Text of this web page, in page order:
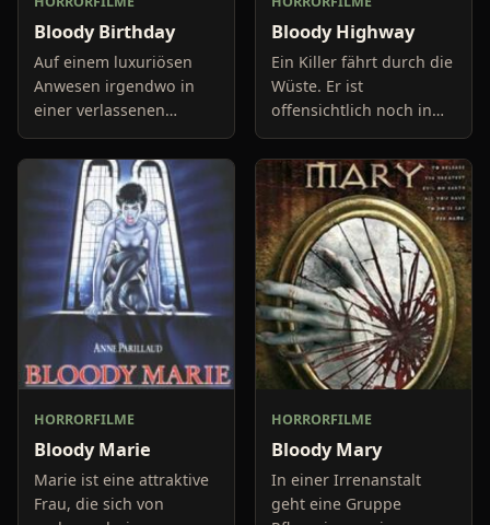
Bloody Birthday
Auf einem luxuriösen
Anwesen irgendwo in
einer verlassenen
Gegend vertreiben sich
fünf gutaussehende und
knapp bekleidete Frauen
die Zeit in der
sommerlichen
Bloody Highway
Ein Killer fährt durch die
Wüste. Er ist
offensichtlich noch in
Gedanken bei seinem
letzten Mord, als
plötzlich eine junge,
gutaussehende
Anhalterin am Weges
HORRORFILME
Bloody Marie
Marie ist eine attraktive
Frau, die sich von
HORRORFILME
Bloody Mary
In einer Irrenanstalt
geht eine Gruppe